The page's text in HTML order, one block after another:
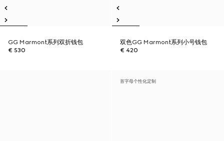
GG Marmont系列双折钱包
€ 530
双色GG Marmont系列小号钱包
€ 420
首字母个性化定制